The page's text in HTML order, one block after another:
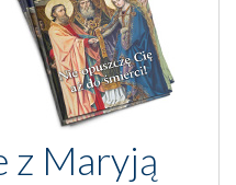
z Maryją